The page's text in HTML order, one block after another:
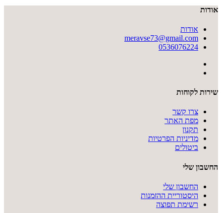
אודות
אודות
meravse73@gmail.com
0536076224
שירות לקוחות
צרו קשר
מפת האתר
תקנון
מדיניות הפרטיות
ביטולים
החשבון שלי
החשבון שלי
היסטוריית ההזמנות
רשימת תפוצה